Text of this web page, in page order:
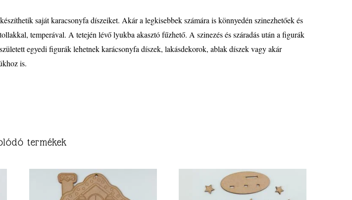
saját karacsonyfa díszeiket. Akár a legkisebbek számára is könnyedén szinezhetőek és
temperával. A tetején lévő lyukba akasztó fűzhető. A szinezés és száradás után a figurák
egyedi figurák lehetnek karácsonyfa díszek, lakásdekorok, ablak díszek vagy akár
is.
termékek